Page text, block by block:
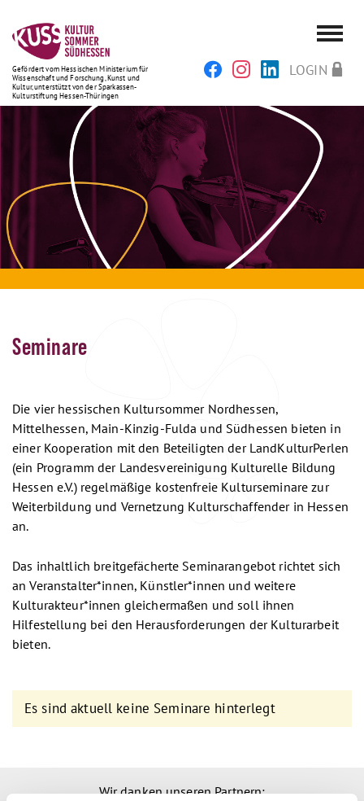
Gefördert vom Hessischen Ministerium für
Wissenschaft und Forschung, Kunst und
Kultur, unterstützt von der Sparkassen-
Kulturstiftung Hessen-Thüringen
LOGIN
Seminare
Die vier hessischen Kultursommer Nordhessen,
Mittelhessen, Main-Kinzig-Fulda und Südhessen bieten in
einer Kooperation mit den Beteiligten der LandKulturPerlen
(ein Programm der Landesvereinigung Kulturelle Bildung
Hessen e.V.) regelmäßige kostenfreie Kulturseminare zur
Weiterbildung und Vernetzung Kulturschaffender in Hessen
an.
Das inhaltlich breitgefächerte Seminarangebot richtet sich
an Veranstalter*innen, Künstler*innen und weitere
Kulturakteur*innen gleichermaßen und soll ihnen
Hilfestellung bei den Herausforderungen der Kulturarbeit
bieten.
Es sind aktuell keine Seminare hinterlegt
Wir danken unseren Partnern: